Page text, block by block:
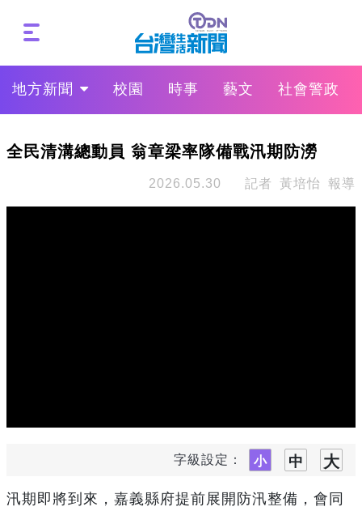
地方新聞 校園 時事 藝文 社會警政
全民清溝總動員 翁章梁率隊備戰汛期防澇
2026.05.30 記者 黃培怡 報導
字級設定：
汛期即將到來，嘉義縣府提前展開防汛整備，會同